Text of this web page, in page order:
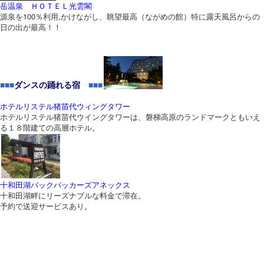
岳温泉 ＨＯＴＥＬ光雲閣
源泉を100％利用,かけながし、眺望最高（ながめの館）特に露天風呂からの
日の出が最高！！
■■■ダンスの踊れる宿 ■■■
ホテルリステル猪苗代ウィングタワー
ホテルリステル猪苗代ウイングタワーは、磐梯高原のランドマークともいえ
る１８階建ての高層ホテル。
十和田湖バックパッカーズアネックス
十和田湖畔にリーズナブルな料金で滞在。
予約で送迎サービスあり。